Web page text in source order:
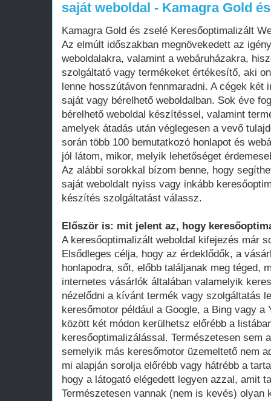
saját weboldal - Kamagra Gold
Kamagra Gold és zselé Keresőoptimalizált
Az elmúlt időszakban megnövekedett az
weboldalakra, valamint a webáruházakra,
szolgáltató vagy termékeket értékesítő, aki
lenne hosszútávon fennmaradni. A cégek két
saját vagy bérelhető weboldalban. Sok éve
bérelhető weboldal készítéssel, valamint
amelyek átadás után véglegesen a vevő
során több 100 bemutatkozó honlapot és
jól látom, mikor, melyik lehetőséget
Az alábbi sorokkal bízom benne, hogy
saját weboldalt nyiss vagy inkább
készítés szolgáltatást válassz.
Először is: mit jelent az, hogy
A keresőoptimalizált weboldal kifejezés már
Elsődleges célja, hogy az érdeklődők, a
honlapodra, sőt, előbb találjanak meg téged,
internetes vásárlók általában valamelyik
nézelődni a kívánt termék vagy szolgáltatás
keresőmotor például a Google, a Bing vagy a
között két módon kerülhetsz előrébb a
keresőoptimalizálással. Természetesen sem
semelyik más keresőmotor üzemeltető nem
mi alapján sorolja előrébb vagy hátrébb a
hogy a látogató elégedett legyen azzal, amit
Természetesen vannak (nem is kevés) olyan